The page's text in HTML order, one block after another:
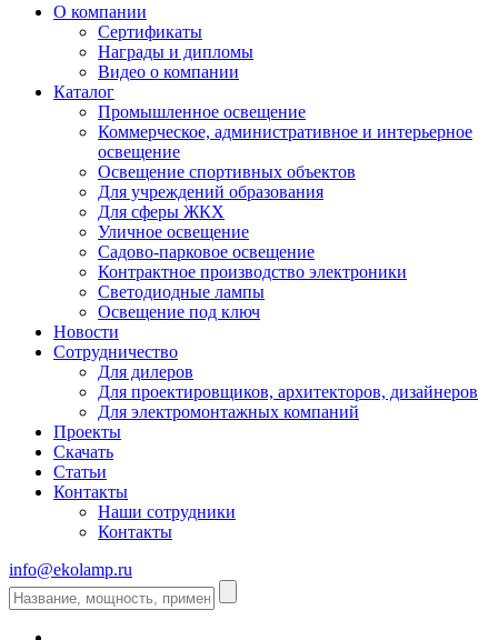
О компании
Сертификаты
Награды и дипломы
Видео о компании
Каталог
Промышленное освещение
Коммерческое, административное и интерьерное
освещение
Освещение спортивных объектов
Для учреждений образования
Для сферы ЖКХ
Уличное освещение
Садово-парковое освещение
Контрактное производство электроники
Светодиодные лампы
Освещение под ключ
Новости
Сотрудничество
Для дилеров
Для проектировщиков, архитекторов, дизайнеров
Для электромонтажных компаний
Проекты
Скачать
Статьи
Контакты
Наши сотрудники
Контакты
info@ekolamp.ru